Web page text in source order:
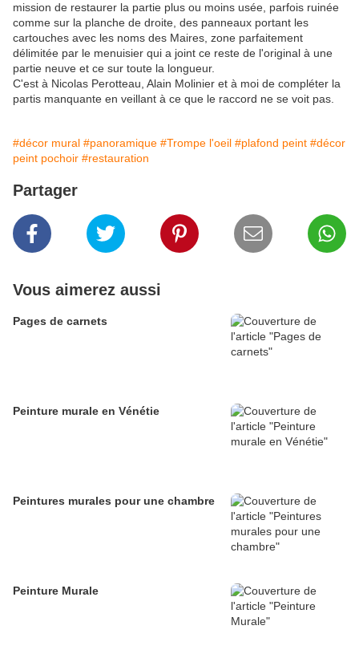
mission de restaurer la partie plus ou moins usée, parfois ruinée
comme sur la planche de droite, des panneaux portant les
cartouches avec les noms des Maires, zone parfaitement
délimitée par le menuisier qui a joint ce reste de l'original à une
partie neuve et ce sur toute la longueur.
C'est à Nicolas Perotteau, Alain Molinier et à moi de compléter la
partis manquante en veillant à ce que le raccord ne se voit pas.
#décor mural #panoramique #Trompe l'oeil #plafond peint #décor
peint pochoir #restauration
Partager
Vous aimerez aussi
Pages de carnets
Peinture murale en Vénétie
Peintures murales pour une chambre
Peinture Murale